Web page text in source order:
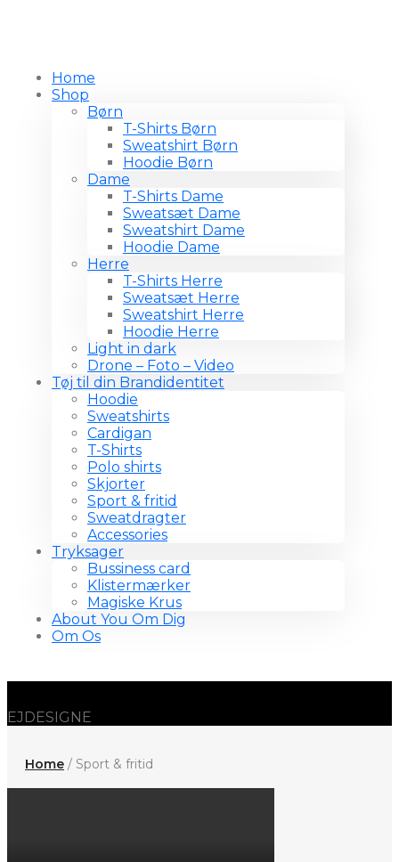
Home
Shop
Børn
T-Shirts Børn
Sweatshirt Børn
Hoodie Børn
Dame
T-Shirts Dame
Sweatsæt Dame
Sweatshirt Dame
Hoodie Dame
Herre
T-Shirts Herre
Sweatsæt Herre
Sweatshirt Herre
Hoodie Herre
Light in dark
Drone – Foto – Video
Tøj til din Brandidentitet
Hoodie
Sweatshirts
Cardigan
T-Shirts
Polo shirts
Skjorter
Sport & fritid
Sweatdragter
Accessories
Tryksager
Bussiness card
Klistermærker
Magiske Krus
About You Om Dig
Om Os
EJDESIGNE
Home / Sport & fritid